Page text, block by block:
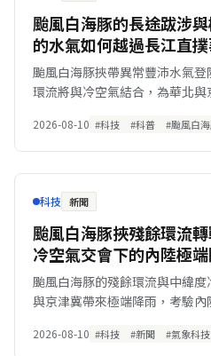
颱風白海豚的長途跋涉
的水氣如何越過長江直
颱風白海豚挾帶異常豐沛水氣
環流將與冷空氣結合，為華北與
2026-08-10 #科技 #科普 #颱風白
科技 新聞
颱風白海豚挾殘餘環流
冷空氣交會下的內陸極
颱風白海豚的殘餘環流與中緯
與京津冀帶來極端降雨，考驗
2026-08-10 #科技 #新聞 #氣象科技